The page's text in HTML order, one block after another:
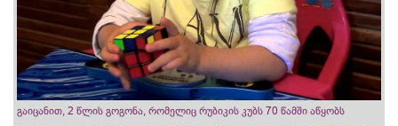
გაიცანით, 2 წლის გოგონა, რომელიც რუბიკის კუბს 70 წამში აწყობს